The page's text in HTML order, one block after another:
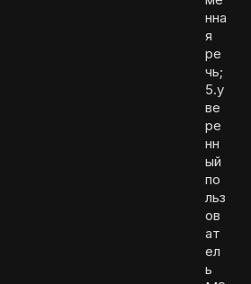
нна
я
ре
чь;
5.у
ве
ре
нн
ый
по
льз
ов
ат
ел
ь